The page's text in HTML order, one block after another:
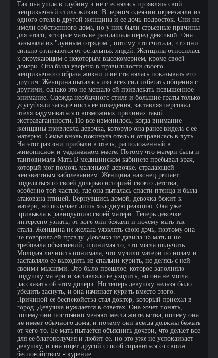
Так она ушла в глубину и не стеснялась проявлять свой
непривычный стиль жизни. В черном одеянии переезжали из
одного отеля в другой женщина и ее дочь-подросток. Они не
имели собственного дома, но у них были серьезные причины
для этого, которые мать не разглашала перед девочкой. Она
называла их "лунным отрядом", потому что считала, что они
сильно отличаются от остальных людей. Женщина относилась
к окружающим с некоторым высокомерием, кроме своей
дочери. Она была уверена в правильности своего
непривычного образа жизни и не стеснялась показывать его
другим. Женщина пыталась изо всех сил избегать общения с
другими, однако это не мешало ей привлекать повышенное
внимание. Одежда необычного стиля и большие траты только
усугубляли загадочность ее поведения, заставляя персонал
отеля задумываться о возможных причинах такой
экстравагантности. Но все изменилось, когда внимание
женщины привлекла девочка, которую она ранее видела с ее
матерью. Семья вновь покинула отель и отправилась в путь.
На этот раз они прибыли в отель, расположенный в
живописном и уединенном месте. Потому что матери была и
таипонимала Мать В медицинском кабинете пребывал врач,
который мог помочь маленькой девочке, страдающей
неизвестным заболеванием. Женщина наконец решает
поделиться со своей дочерью историей своего детства,
особенно той частью, где она пыталась спасти птенца и была
атакована птицей. Вернувшись домой, девочка бежит к
матери, но получает лишь холодную реакцию. Она уже
привыкла к равнодушию своей матери. Теперь девочке
интересно узнать, от кого они бежали и почему мать так
стала. Женщина не желала уязвлять свою дочь, поэтому она
не говорила ей правду. Девочка не давила на мать и не
требовала объяснений, принимая то, что могла получить.
Молодая личность понимала, что мучило матери по ночам и
заставляло ее выходить из спальни курить, не делясь с ней
своими мыслями. Это было прошлое, которое заполняло
подушку матери и заставляло ее уходить, но она не могла
рассказать об этом дочери. Но теперь девушку нельзя было
убедить заснуть, и она начинает курить вместо этого.
Причиной ее беспокойства стал доктор, который приехал в
город. Девушка нуждается в ответах. Она хочет понять,
почему они постоянно меняют места жительства, почему она
не имеет обычного дома, и почему они всегда должны бежать
от чего-то. Ее мать пытается объяснить дочери, что делает все
для ее благополучия и любит ее, но это уже не успокаивает
девушку, и она ищет другой способ справиться со своим
беспокойством - курение.